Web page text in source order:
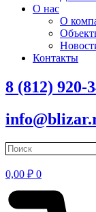
О нас
О
Контакты
8 (812) 920-
0,00 ₽ 0